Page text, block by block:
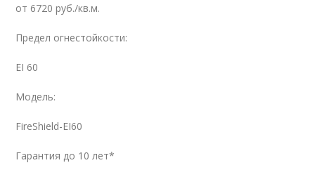
от 6720 руб./кв.м.
Предел огнестойкости:
EI 60
Модель:
FireShield-EI60
Гарантия до 10 лет*